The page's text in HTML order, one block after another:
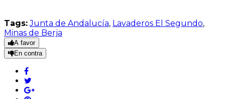
Tags: Junta de Andalucía, Lavaderos El Segundo,
Minas de Berja
A favor
En contra